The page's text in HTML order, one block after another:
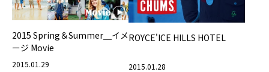
2015 Spring＆Summer＿イメ
ージ Movie
2015.01.29
ROYCE'ICE HILLS HOTEL
2015.01.28